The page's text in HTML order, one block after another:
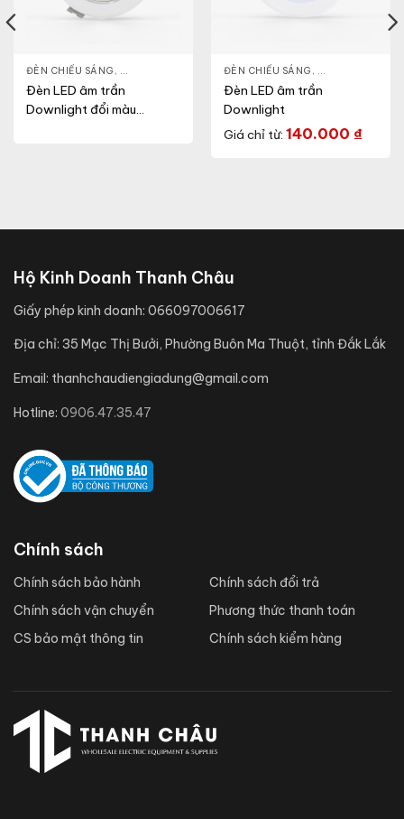
ĐÈN CHIẾU SÁNG , ĐÈN LED DOWNLIGHT,THIẾT BỊ CHIẾU SÁNG
Đèn LED âm trần
Downlight đổi màu
ĐÈN CHIẾU SÁNG , ĐÈN LED
Đèn LED âm trần
Downlight
Giá chỉ từ: 140.000 ₫
,THIẾT BỊ CHIẾU SÁNG
Hộ Kinh Doanh Thanh Châu
Giấy phép kinh doanh: 066097006617
Địa chỉ: 35 Mạc Thị Bưởi, Phường Buôn Ma Thuột, tỉnh Đắk Lắk
Email: thanhchaudiengiadung@gmail.com
Hotline: 0906.47.35.47
Chính sách
Chính sách bảo hành
Chính sách vận chuyển
CS bảo mật thông tin
Chính sách đổi trả
Phương thức thanh toán
Chính sách kiểm hàng